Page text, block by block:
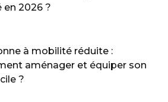
en 2026 ?
à mobilité réduite :
aménager et équiper son
?